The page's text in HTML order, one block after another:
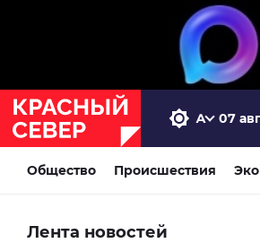
07
Общество Происшествия
Лента новостей